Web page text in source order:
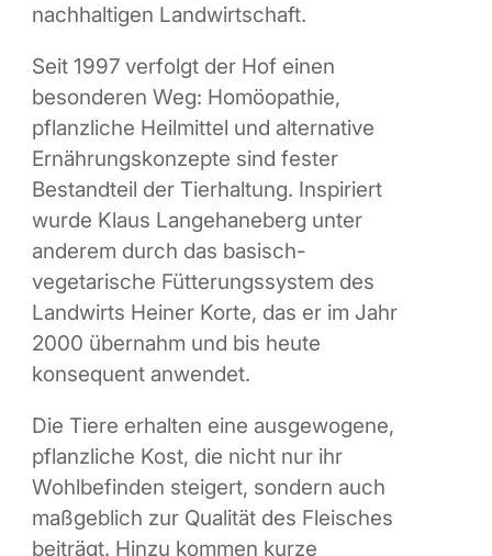
nachhaltigen Landwirtschaft.
Seit 1997 verfolgt der Hof einen
besonderen Weg: Homöopathie,
pflanzliche Heilmittel und alternative
Ernährungskonzepte sind fester
Bestandteil der Tierhaltung. Inspiriert
wurde Klaus Langehaneberg unter
anderem durch das basisch-
vegetarische Fütterungssystem des
Landwirts Heiner Korte, das er im Jahr
2000 übernahm und bis heute
konsequent anwendet.
Die Tiere erhalten eine ausgewogene,
pflanzliche Kost, die nicht nur ihr
Wohlbefinden steigert, sondern auch
maßgeblich zur Qualität des Fleisches
beiträgt. Hinzu kommen kurze